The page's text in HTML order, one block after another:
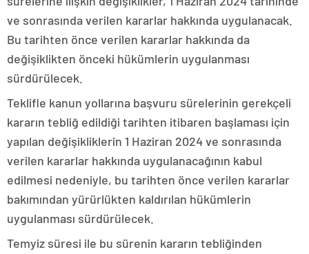
ve sonrasında verilen kararlar hakkında uygulanacak.
Bu tarihten önce verilen kararlar hakkında da
değişiklikten önceki hükümlerin uygulanması
sürdürülecek.
Teklifle kanun yollarına başvuru sürelerinin gerekçeli
kararın tebliğ edildiği tarihten itibaren başlaması için
yapılan değişikliklerin 1 Haziran 2024 ve sonrasında
verilen kararlar hakkında uygulanacağının kabul
edilmesi nedeniyle, bu tarihten önce verilen kararlar
bakımından yürürlükten kaldırılan hükümlerin
uygulanması sürdürülecek.
Temyiz süresi ile bu sürenin kararın tebliğinden